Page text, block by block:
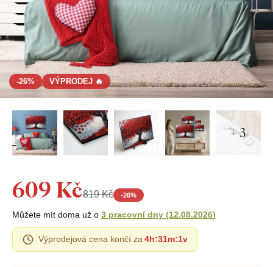
-26% VÝPRODEJ 🔥
+ 3
609 Kč819 Kč -26%
Můžete mít doma už o 3 pracovní dny (12.08.2026)
Výprodejová cena končí za 4h:31m:0v